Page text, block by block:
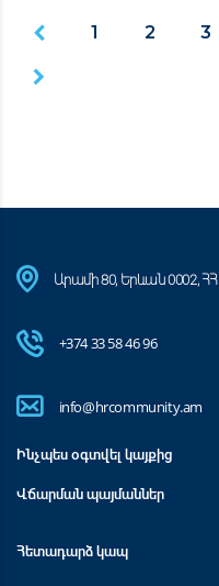
1 2 3
Արամի 80, Երևան 0002, ՀՀ
+374 33 58 46 96
info@hrcommunity.am
Ինչպես օգտվել կայքից
Վճարման պայմաններ
Հետադարձ կապ